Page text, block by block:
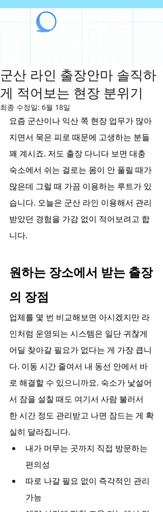
라인출장안마
군산 라인 출장안마 솔직하
게 적어보는 현장 분위기
최종 수정일: 6월 18일
요즘 군산이나 익산 쪽 현장 업무가 많아
지면서 묵은 피로 때문에 고생하는 분들
꽤 계시죠. 저도 출장 다니다 보면 대충
숙소에서 쉬는 걸로는 몸이 안 풀릴 때가
많은데 그럴 때 가끔 이용하는 루트가 있
습니다. 오늘은 군산 라인 이용해서 관리
받았던 경험을 가감 없이 적어보려고 합
니다.
원하는 장소에서 받는 출장
의 장점
업체를 몇 번 비교해보면 아시겠지만 라
인처럼 운영되는 시스템은 일단 귀찮게
어딜 찾아갈 필요가 없다는 게 가장 큽니
다. 이동 시간 줄여서 내 동선 안에서 바
로 해결할 수 있으니까요. 숙소가 낯설어
서 잠을 설칠 때도 여기서 사람 불러서
한 시간 정도 관리받고 나면 잠드는 게 확
실히 달라집니다.
내가 머무는 곳까지 직접 방문하는
편의성
따로 나갈 필요 없이 즉각적인 관리
가능